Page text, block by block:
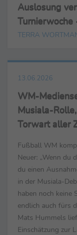
Auslosung
Tschechien
TERRA
13.06.2026
WM-
Musiala-
Torwart aller
Fußball WM
Neuer: „Wenn du
du einen
in der Musiala-
haben noch keine
endlich auch fürs
Mats Hummels
Einschätzung zur